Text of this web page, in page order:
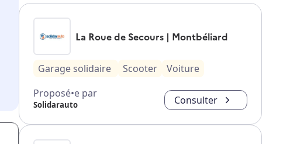
La Roue de Secours | Montbéliard
Garage solidaire Scooter
Voiture
Proposé•e par
Solidarauto Consulter